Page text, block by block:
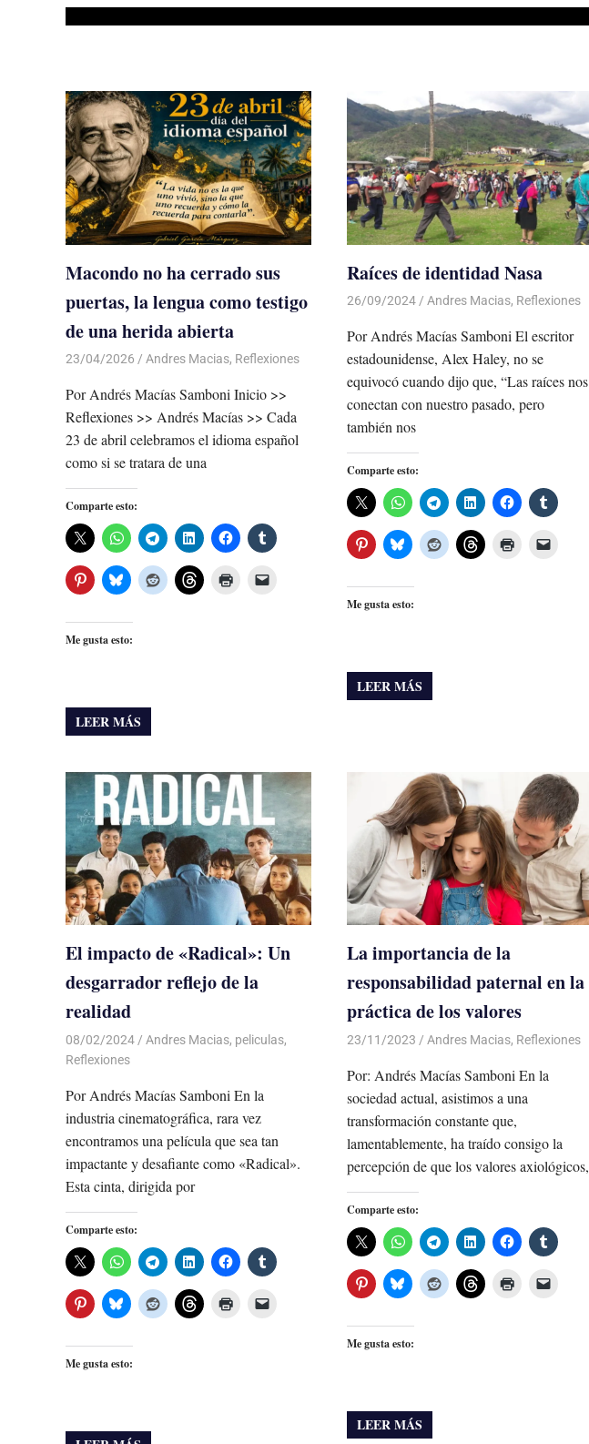
Macondo no ha cerrado sus
puertas, la lengua como testigo
de una herida abierta
23/04/2026 De todo un Poco
Andres Macias, Reflexiones
Por Andrés Macías Samboni Inicio >>
Reflexiones >> Andrés Macías >> Cada
23 de abril celebramos el idioma español
como si se tratara de una
Comparte esto:
Me gusta esto:
LEER MÁS
Raíces de identidad Nasa
26/09/2024 De todo un Poco
Andres Macias, Reflexiones
Por Andrés Macías Samboni El escritor
estadounidense, Alex Haley, no se
equivocó cuando dijo que, “Las raíces nos
conectan con nuestro pasado, pero
también nos
Comparte esto:
Me gusta esto:
LEER MÁS
El impacto de «Radical»: Un
desgarrador reflejo de la
realidad
08/02/2024 De todo un Poco
Andres Macias, peliculas,
Reflexiones
Por Andrés Macías Samboni En la
industria cinematográfica, rara vez
encontramos una película que sea tan
impactante y desafiante como «Radical».
Esta cinta, dirigida por
Comparte esto:
Me gusta esto:
La importancia de la
responsabilidad paternal en la
práctica de los valores
23/11/2023 De todo un Poco
Andres Macias, Reflexiones
Por: Andrés Macías Samboni En la
sociedad actual, asistimos a una
transformación constante que,
lamentablemente, ha traído consigo la
percepción de que los valores axiológicos,
Comparte esto:
Me gusta esto:
LEER MÁS